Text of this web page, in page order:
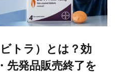
トラ）とは？効
先発品販売終了を